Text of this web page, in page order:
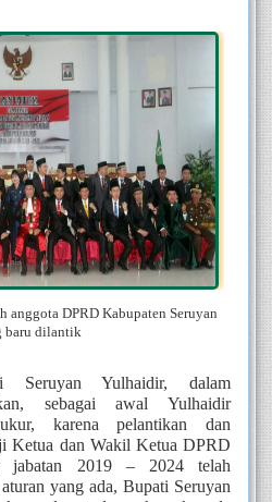
anggota DPRD Kabupaten Seruyan
baru dilantik
Seruyan Yulhaidir, dalam
sebagai awal Yulhaidir
karena pelantikan dan
Ketua dan Wakil Ketua DPRD
jabatan 2019 – 2024 telah
yang ada, Bupati Seruyan